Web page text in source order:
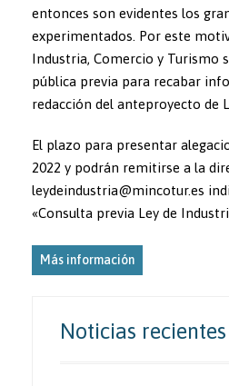
entonces son evidentes los
experimentados. Por este
Industria, Comercio y Turismo
pública previa para recabar
redacción del anteproyecto de
El plazo para presentar
2022 y podrán remitirse a la
leydeindustria@mincotur.es
«Consulta previa Ley de
Más información
Noticias recientes